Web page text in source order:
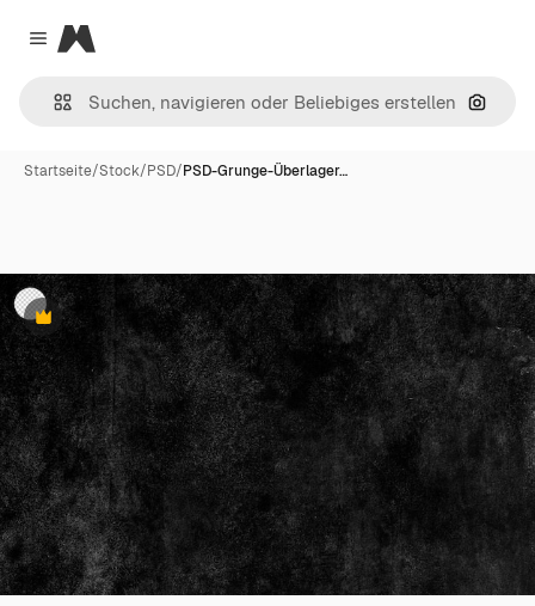
Close menu
Magnific
Nach
Startseite/Stock/PSD/PSD-Grunge-Überlager…
Premium